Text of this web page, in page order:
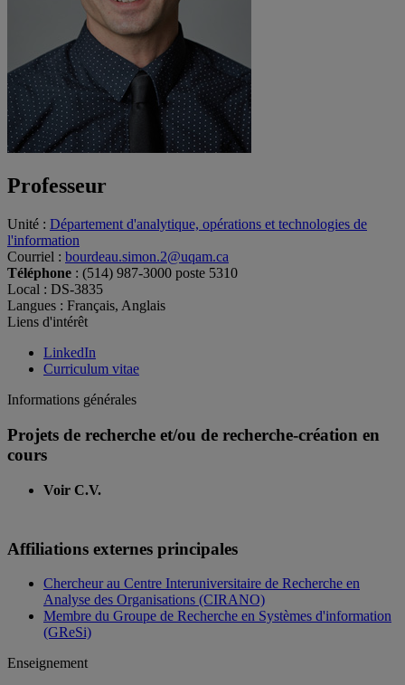
Professeur
Unité : Département d'analytique, opérations et technologies de
l'information
Courriel : bourdeau.simon.2@uqam.ca
Téléphone : (514) 987-3000 poste 5310
Local : DS-3835
Langues : Français, Anglais
Liens d'intérêt
LinkedIn
Curriculum vitae
Informations générales
Projets de recherche et/ou de recherche-création en
cours
Voir C.V.
Affiliations externes principales
Chercheur au Centre Interuniversitaire de Recherche en
Analyse des Organisations (CIRANO)
Membre du Groupe de Recherche en Systèmes d'information
(GReSi)
Enseignement